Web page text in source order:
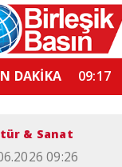
DAKİKA 06:51
& Sanat
09:26